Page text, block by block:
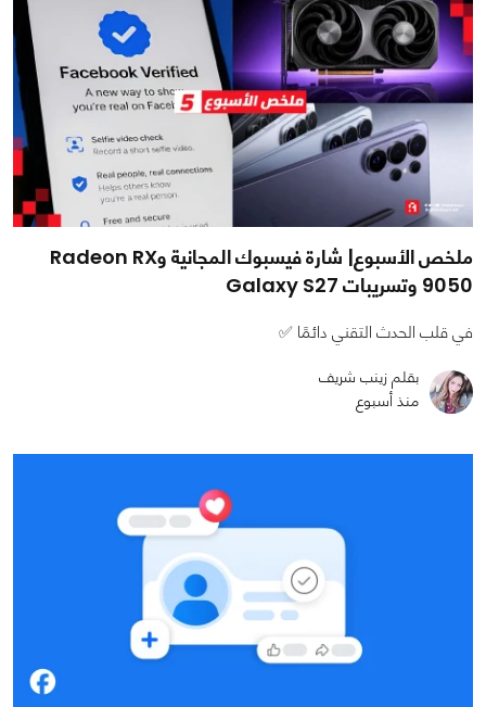
ملخص الأسبوع| شارة فيسبوك المجانية وRadeon RX
9050 وتسريبات Galaxy S27
في قلب الحدث التقني دائمًا ✅
بقلم زينب شريف
منذ أسبوع